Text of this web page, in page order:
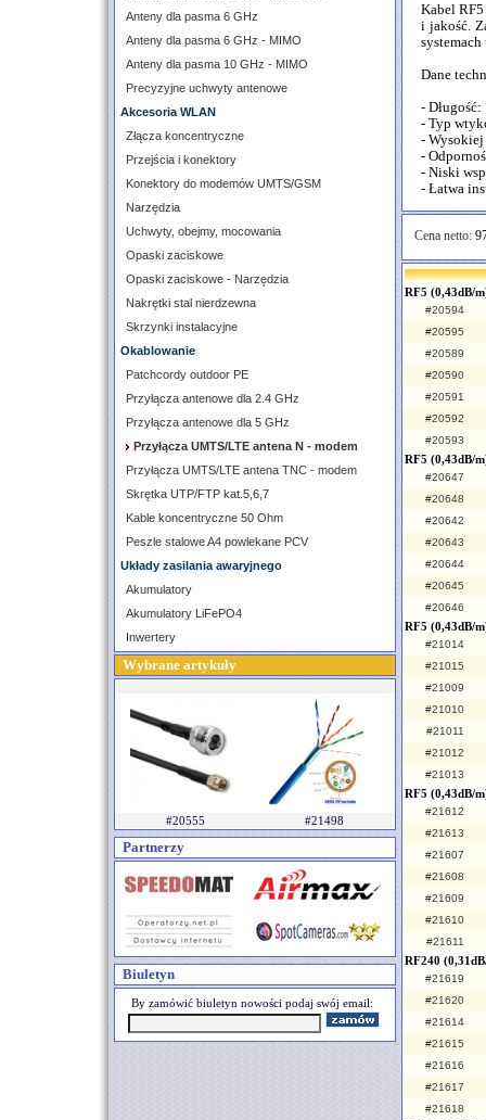
Anteny dla pasma 6 GHz
Anteny dla pasma 6 GHz - MIMO
Anteny dla pasma 10 GHz - MIMO
Precyzyjne uchwyty antenowe
Akcesoria WLAN
Złącza koncentryczne
Przejścia i konektory
Konektory do modemów UMTS/GSM
Narzędzia
Uchwyty, obejmy, mocowania
Opaski zaciskowe
Opaski zaciskowe - Narzędzia
Nakrętki stal nierdzewna
Skrzynki instalacyjne
Okablowanie
Patchcordy outdoor PE
Przyłącza antenowe dla 2.4 GHz
Przyłącza antenowe dla 5 GHz
Przyłącza UMTS/LTE antena N - modem
Przyłącza UMTS/LTE antena TNC - modem
Skrętka UTP/FTP kat.5,6,7
Kable koncentryczne 50 Ohm
Peszle stalowe A4 powlekane PCV
Układy zasilania awaryjnego
Akumulatory
Akumulatory LiFePO4
Inwertery
Wybrane artykuły
#20555 #21498
Partnerzy
Biuletyn
By zamówić biuletyn nowości podaj swój email:
Kabel
i jakość.
Dane
- Długość:
- Typ
-
-
- Niski
- Łatwa
Cena netto:
RF5 (0,43dB/
#20594
#20595
#20589
#20590
#20591
#20592
#20593
RF5 (0,43dB/
#20647
#20648
#20642
#20643
#20644
#20645
#20646
RF5 (0,43dB/
#21014
#21015
#21009
#21010
#21011
#21012
#21013
RF5 (0,43dB/
#21612
#21613
#21607
#21608
#21609
#21610
#21611
RF240
#21619
#21620
#21614
#21615
#21616
#21617
#21618